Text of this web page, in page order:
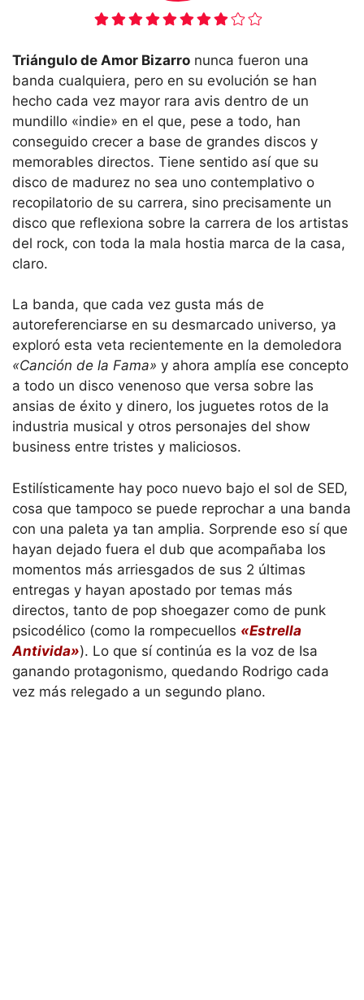
Triángulo de Amor Bizarro nunca fueron una
banda cualquiera, pero en su evolución se han
hecho cada vez mayor rara avis dentro de un
mundillo «indie» en el que, pese a todo, han
conseguido crecer a base de grandes discos y
memorables directos. Tiene sentido así que su
disco de madurez no sea uno contemplativo o
recopilatorio de su carrera, sino precisamente un
disco que reflexiona sobre la carrera de los artistas
del rock, con toda la mala hostia marca de la casa,
claro.
La banda, que cada vez gusta más de
autoreferenciarse en su desmarcado universo, ya
exploró esta veta recientemente en la demoledora
«Canción de la Fama» y ahora amplía ese concepto
a todo un disco venenoso que versa sobre las
ansias de éxito y dinero, los juguetes rotos de la
industria musical y otros personajes del show
business entre tristes y maliciosos.
Estilísticamente hay poco nuevo bajo el sol de SED,
cosa que tampoco se puede reprochar a una banda
con una paleta ya tan amplia. Sorprende eso sí que
hayan dejado fuera el dub que acompañaba los
momentos más arriesgados de sus 2 últimas
entregas y hayan apostado por temas más
directos, tanto de pop shoegazer como de punk
psicodélico (como la rompecuellos «Estrella
Antivida»). Lo que sí continúa es la voz de Isa
ganando protagonismo, quedando Rodrigo cada
vez más relegado a un segundo plano.